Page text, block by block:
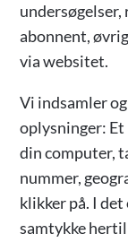
abonnent,
via websitet.
Vi indsamler
oplysninger:
din computer,
nummer,
klikker på. I
samtykke